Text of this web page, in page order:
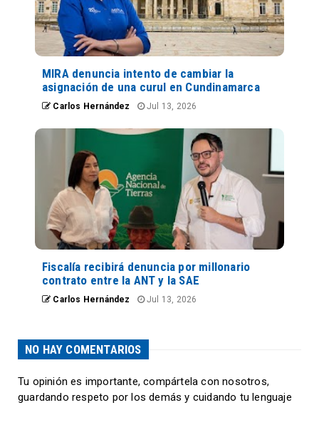
MIRA denuncia intento de cambiar la
asignación de una curul en Cundinamarca
Carlos Hernández Jul 13, 2026
Fiscalía recibirá denuncia por millonario
contrato entre la ANT y la SAE
Carlos Hernández Jul 13, 2026
NO HAY COMENTARIOS
Tu opinión es importante, compártela con nosotros,
guardando respeto por los demás y cuidando tu lenguaje